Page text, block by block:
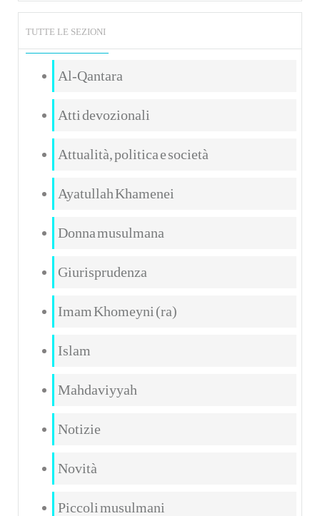
TUTTE LE SEZIONI
Al-Qantara
Atti devozionali
Attualità, politica e società
Ayatullah Khamenei
Donna musulmana
Giurisprudenza
Imam Khomeyni (ra)
Islam
Mahdaviyyah
Notizie
Novità
Piccoli musulmani